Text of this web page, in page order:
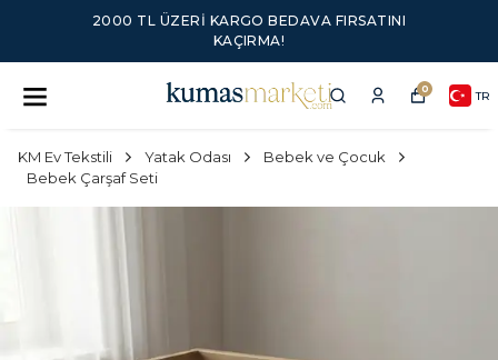
2000 TL ÜZERI KARGO BEDAVA FIRSATINI
KAÇIRMA!
0 TR
KM Ev Tekstili Yatak Odası
Bebek ve Çocuk
Bebek Çarşaf Seti